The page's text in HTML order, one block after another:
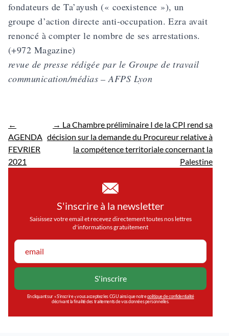
fondateurs de Ta’ayush (« coexistence »), un
groupe d’action directe anti-occupation. Ezra avait
renoncé à compter le nombre de ses arrestations.
(+972 Magazine)
revue de presse rédigée par le Groupe de travail
communication/médias – AFPS Lyon
←
AGENDA
FEVRIER
2021
→ La Chambre préliminaire I de la CPI rend sa
décision sur la demande du Procureur relative à
la compétence territoriale concernant la
Palestine
S'inscrire à la newsletter
Saisissez votre email et recevez directement toutes nos lettres
d'informations gratuitement
En cliquant sur « S’inscrire », vous acceptez les CGU ainsi que notrepolitique de confidentialité
décrivant la finalité des traitements de vos données personnelles.